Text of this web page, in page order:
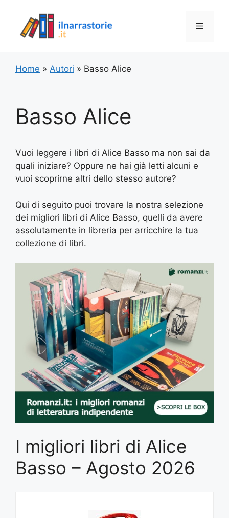
contenuto
Menu
Home » Autori » Basso Alice
Basso Alice
Vuoi leggere i libri di Alice Basso ma non sai da
quali iniziare? Oppure ne hai già letti alcuni e
vuoi scoprirne altri dello stesso autore?
Qui di seguito puoi trovare la nostra selezione
dei migliori libri di Alice Basso, quelli da avere
assolutamente in libreria per arricchire la tua
collezione di libri.
I migliori libri di Alice
Basso – Agosto 2026